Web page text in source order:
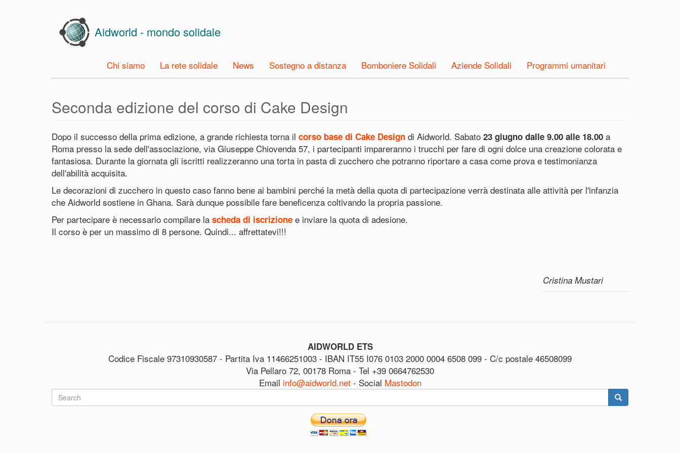
Aidworld - mondo solidale
Chi siamo La rete solidale News Sostegno a distanza Bomboniere Solidali Aziende Solidali Programmi umanitari
Seconda edizione del corso di Cake Design
Dopo il successo della prima edizione, a grande richiesta torna il corso base di Cake Design di Aidworld. Sabato 23 giugno dalle 9.00 alle 18.00 a
Roma presso la sede dell'associazione, via Giuseppe Chiovenda 57, i partecipanti impareranno i trucchi per fare di ogni dolce una creazione colorata e
fantasiosa. Durante la giornata gli iscritti realizzeranno una torta in pasta di zucchero che potranno riportare a casa come prova e testimonianza
dell'abilità acquisita.
Le decorazioni di zucchero in questo caso fanno bene ai bambini perché la metà della quota di partecipazione verrà destinata alle attività per l'infanzia
che Aidworld sostiene in Ghana. Sarà dunque possibile fare beneficenza coltivando la propria passione.
Per partecipare è necessario compilare la scheda di iscrizione e inviare la quota di adesione.
Il corso è per un massimo di 8 persone. Quindi... affrettatevi!!!
Cristina Mustari
AIDWORLD ETS
Codice Fiscale 97310930587 - Partita Iva 11466251003 - IBAN IT55 I076 0103 2000 0004 6508 099 - C/c postale 46508099
Via Pellaro 72, 00178 Roma - Tel +39 0664762530
Email info@aidworld.net- Social Mastodon
Search